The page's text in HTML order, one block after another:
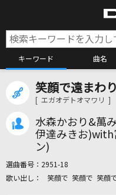
キーワード 曲名
カ
カラ
笑顔で遠まわ
[ エガオデトオマワリ ]
水森かおり&萬
伊達みきお)with
ン)
選曲番号： 2951-18
笑顔で 笑顔で 笑顔